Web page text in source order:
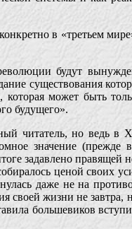
в «третьем
будут
существования
которая может быть
будущего».
читатель, но ведь
значение
задавлено
ценой своих
даже не на
своей жизни не завтра,
большевиков